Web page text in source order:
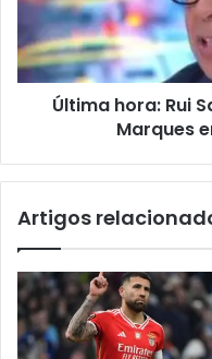
Última hora: Rui
Marques
Artigos